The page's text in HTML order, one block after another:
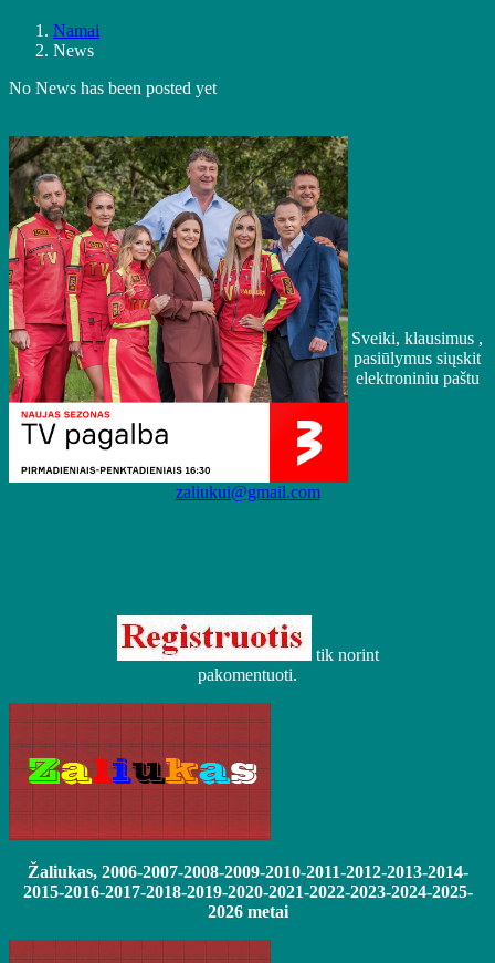
Namai
News
No News has been posted yet
Sveiki, klausimus ,
pasiūlymus siųskit
elektroniniu paštu
zaliukui@gmail.com
tik norint
pakomentuoti.
Žaliukas, 2006-2007-2008-2009-2010-2011-2012-2013-2014-
2015-2016-2017-2018-2019-2020-2021-2022-2023-2024-2025-
2026 metai